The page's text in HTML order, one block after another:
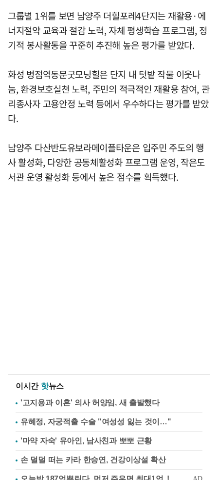
그룹별 1위를 보면 남양주 더힐포레4단지는 재활용·에
너지절약 교육과 절감 노력, 자체 평생학습 프로그램, 정
기적 봉사활동을 꾸준히 추진해 높은 평가를 받았다.
화성 병점역동문굿모닝힐은 단지 내 텃밭 작물 이웃나
눔, 환경보호실천 노력, 주민의 적극적인 재활용 참여, 관
리종사자 고용안정 노력 등에서 우수하다는 평가를 받았
다.
남양주 다산반도유보라메이플타운은 입주민 주도의 행
사 활성화, 다양한 공동체활성화 프로그램 운영, 작은도
서관 운영 활성화 등에서 높은 점수를 획득했다.
이시간 핫뉴스
'고지용과 이혼' 의사 허양임, 새 출발했다
유혜정, 자궁적출 수술 "여성성 잃는 것이…"
'마약 자숙' 유아인, 남사친과 뽀뽀 근황
손 덜덜 떠는 카라 한승연, 건강이상설 확산